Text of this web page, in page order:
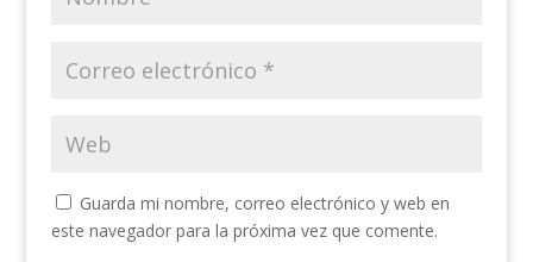
Guarda mi nombre, correo electrónico y web en
este navegador para la próxima vez que comente.